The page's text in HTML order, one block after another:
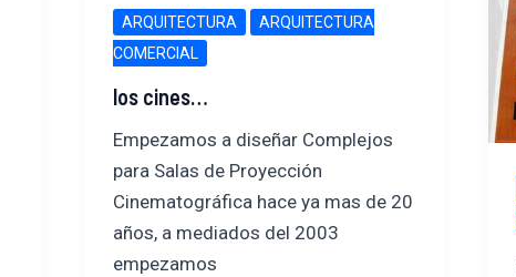
ARQUITECTURA
ARQUITECTURA
COMERCIAL
los cines…
Empezamos a diseñar Complejos
para Salas de Proyección
Cinematográfica hace ya mas de 20
años, a mediados del 2003
empezamos